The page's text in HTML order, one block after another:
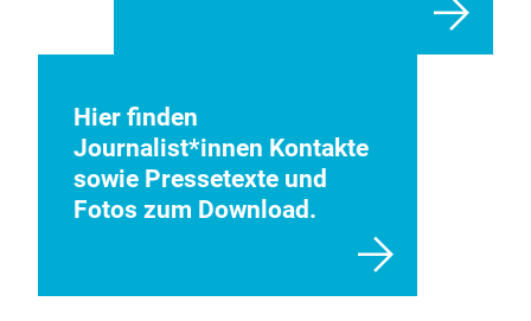
Hier finden
Journalist*innen Kontakte
sowie Pressetexte und
Fotos zum Download.